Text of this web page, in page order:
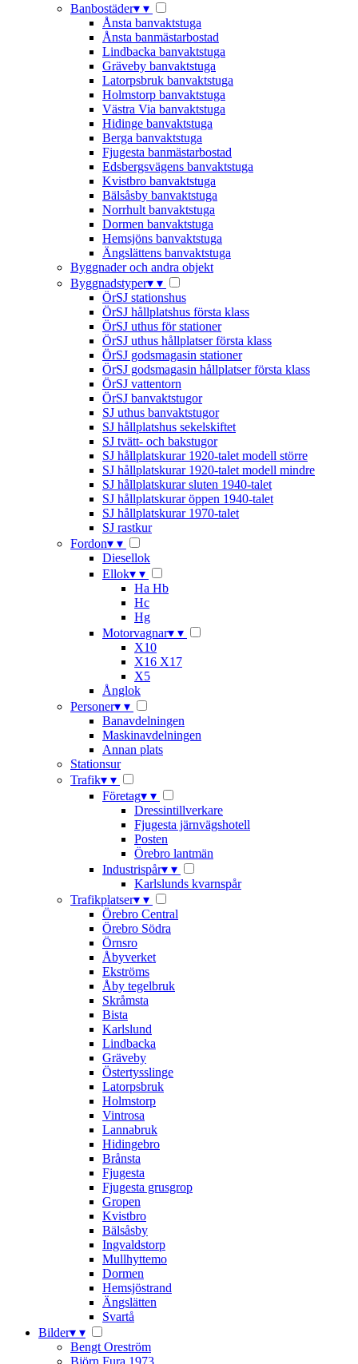
Banbostäder▾ ▾
Ånsta banvaktstuga
Ånsta banmästarbostad
Lindbacka banvaktstuga
Gräveby banvaktstuga
Latorpsbruk banvaktstuga
Holmstorp banvaktstuga
Västra Via banvaktstuga
Hidinge banvaktstuga
Berga banvaktstuga
Fjugesta banmästarbostad
Edsbergsvägens banvaktstuga
Kvistbro banvaktstuga
Bälsåsby banvaktstuga
Norrhult banvaktstuga
Dormen banvaktstuga
Hemsjöns banvaktstuga
Ängslättens banvaktstuga
Byggnader och andra objekt
Byggnadstyper▾ ▾
ÖrSJ stationshus
ÖrSJ hållplatshus första klass
ÖrSJ uthus för stationer
ÖrSJ uthus hållplatser första klass
ÖrSJ godsmagasin stationer
ÖrSJ godsmagasin hållplatser första klass
ÖrSJ vattentorn
ÖrSJ banvaktstugor
SJ uthus banvaktstugor
SJ hållplatshus sekelskiftet
SJ tvätt- och bakstugor
SJ hållplatskurar 1920-talet modell större
SJ hållplatskurar 1920-talet modell mindre
SJ hållplatskurar sluten 1940-talet
SJ hållplatskurar öppen 1940-talet
SJ hållplatskurar 1970-talet
SJ rastkur
Fordon▾ ▾
Diesellok
Ellok▾ ▾
Ha Hb
Hc
Hg
Motorvagnar▾ ▾
X10
X16 X17
X5
Ånglok
Personer▾ ▾
Banavdelningen
Maskinavdelningen
Annan plats
Stationsur
Trafik▾ ▾
Företag▾ ▾
Dressintillverkare
Fjugesta järnvägshotell
Posten
Örebro lantmän
Industrispår▾ ▾
Karlslunds kvarnspår
Trafikplatser▾ ▾
Örebro Central
Örebro Södra
Örnsro
Åbyverket
Ekströms
Åby tegelbruk
Skråmsta
Bista
Karlslund
Lindbacka
Gräveby
Östertysslinge
Latorpsbruk
Holmstorp
Vintrosa
Lannabruk
Hidingebro
Brånsta
Fjugesta
Fjugesta grusgrop
Gropen
Kvistbro
Bälsåsby
Ingvaldstorp
Mullhyttemo
Dormen
Hemsjöstrand
Ängslätten
Svartå
Bilder▾ ▾
Bengt Oreström
Björn Fura 1973